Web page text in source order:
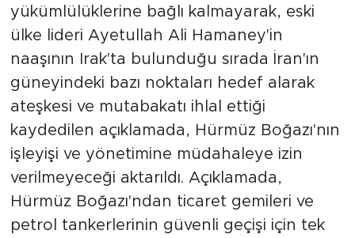
yükümlülüklerine bağlı kalmayarak, eski
ülke lideri Ayetullah Ali Hamaney'in
naaşının Irak'ta bulunduğu sırada İran'ın
güneyindeki bazı noktaları hedef alarak
ateşkesi ve mutabakatı ihlal ettiği
kaydedilen açıklamada, Hürmüz Boğazı'nın
işleyişi ve yönetimine müdahaleye izin
verilmeyeceği aktarıldı. Açıklamada,
Hürmüz Boğazı'ndan ticaret gemileri ve
petrol tankerlerinin güvenli geçişi için tek